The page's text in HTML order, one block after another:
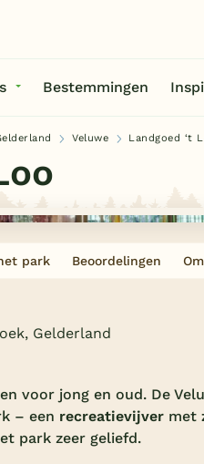
Bestemmingen
Veluwe Landgoed ‘t
park Beoordelingen
Gelderland
voor jong en oud. De
– een recreatievijver met
park zeer geliefd.